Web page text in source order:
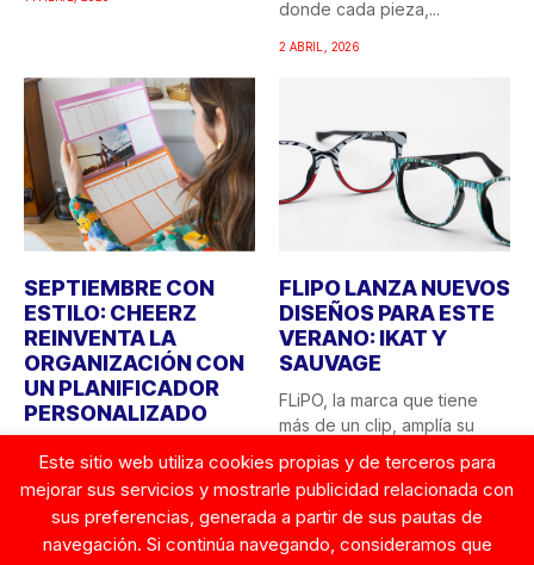
donde cada pieza,...
2 ABRIL, 2026
SEPTIEMBRE CON
ESTILO: CHEERZ
REINVENTA LA
ORGANIZACIÓN CON
UN PLANIFICADOR
PERSONALIZADO
trae consigo esa sensación
de “vuelta a...
26 AGOSTO, 2025
FLIPO LANZA NUEVOS
DISEÑOS PARA ESTE
VERANO: IKAT Y
SAUVAGE
FLiPO, la marca que tiene
más de un clip, amplía su
23 JUNIO, 2025
Este sitio web utiliza cookies propias y de terceros para
mejorar sus servicios y mostrarle publicidad relacionada con
sus preferencias, generada a partir de sus pautas de
navegación. Si continúa navegando, consideramos que